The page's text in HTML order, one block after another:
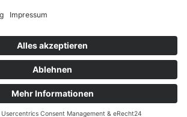
© 2026 JUWELIER STEIGER
VERTRAG WIDERRUFEN
PERFORMANCE BY ·GREITMANN